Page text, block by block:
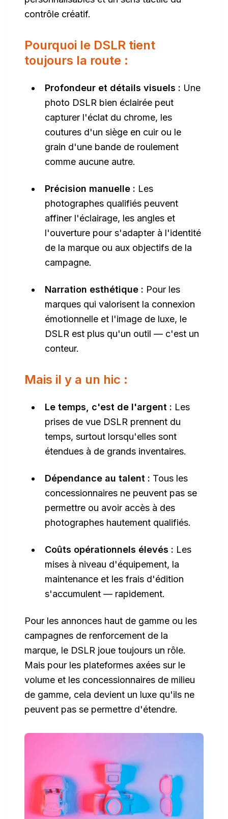
contrôle créatif.
Pourquoi le DSLR tient
toujours la route :
Profondeur et détails visuels : Une
photo DSLR bien éclairée peut
capturer l'éclat du chrome, les
coutures d'un siège en cuir ou le
grain d'une bande de roulement
comme aucune autre.
Précision manuelle : Les
photographes qualifiés peuvent
affiner l'éclairage, les angles et
l'ouverture pour s'adapter à l'identité
de la marque ou aux objectifs de la
campagne.
Narration esthétique : Pour les
marques qui valorisent la connexion
émotionnelle et l'image de luxe, le
DSLR est plus qu'un outil — c'est un
conteur.
Mais il y a un hic :
Le temps, c'est de l'argent : Les
prises de vue DSLR prennent du
temps, surtout lorsqu'elles sont
étendues à de grands inventaires.
Dépendance au talent : Tous les
concessionnaires ne peuvent pas se
permettre ou avoir accès à des
photographes hautement qualifiés.
Coûts opérationnels élevés : Les
mises à niveau d'équipement, la
maintenance et les frais d'édition
s'accumulent — rapidement.
Pour les annonces haut de gamme ou les
campagnes de renforcement de la
marque, le DSLR joue toujours un rôle.
Mais pour les plateformes axées sur le
volume et les concessionnaires de milieu
de gamme, cela devient un luxe qu'ils ne
peuvent pas se permettre d'étendre.